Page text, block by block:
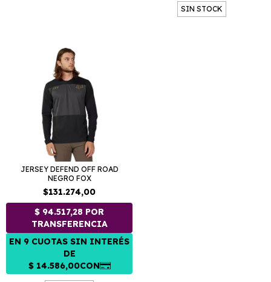
SIN STOCK
JERSEY DEFEND OFF ROAD
NEGRO FOX
$131.274,00